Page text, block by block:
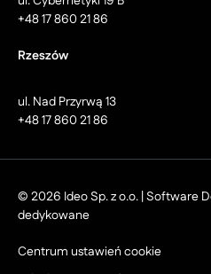
+48 17 860 21 86
Rzeszów
ul. Nad Przyrwą 13
+48 17 860 21 86
© 2026 Ideo Sp. z o.o. | Software
dedykowane
Centrum ustawień cookie